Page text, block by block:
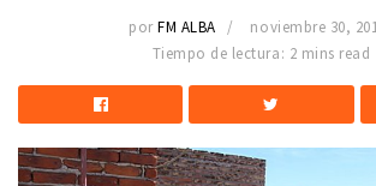
por FM ALBA
noviembre 30,
Tiempo de lectura: 2 mins read